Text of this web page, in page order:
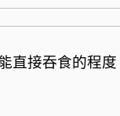
直接吞食的程